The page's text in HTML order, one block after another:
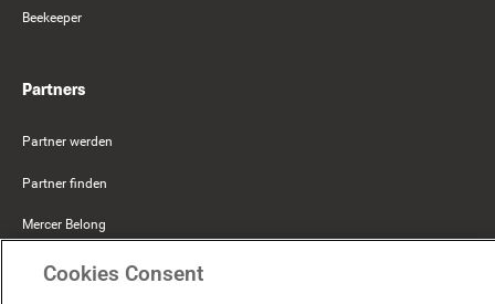
Beekeeper
Partners
Partner werden
Partner finden
Mercer Belong
GoogleCookies Consent